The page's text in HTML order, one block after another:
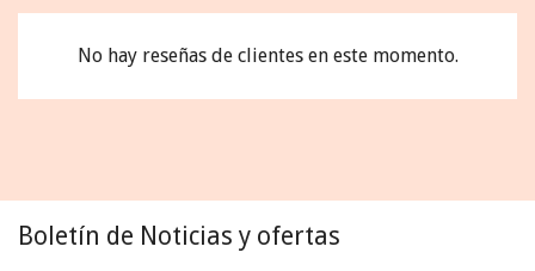
No hay reseñas de clientes en este momento.
Boletín de Noticias y ofertas